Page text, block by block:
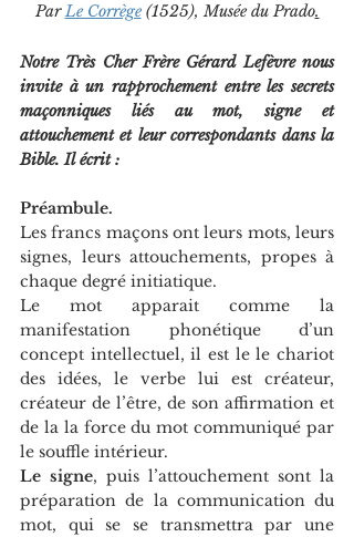
Par Le Corrège (1525), Musée du Prado.
Notre Très Cher Frère Gérard Lefèvre nous
invite à un rapprochement entre les secrets
maçonniques liés au mot, signe et
attouchement et leur correspondants dans la
Bible. Il écrit :
Préambule.
Les francs maçons ont leurs mots, leurs
signes, leurs attouchements, propes à
chaque degré initiatique.
Le mot apparait comme la
manifestation phonétique d’un
concept intellectuel, il est le le chariot
des idées, le verbe lui est créateur,
créateur de l’être, de son affirmation et
de la la force du mot communiqué par
le souffle intérieur.
Le signe, puis l’attouchement sont la
préparation de la communication du
mot, qui se se transmettra par une